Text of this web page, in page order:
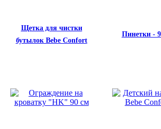
Щетка для чистки
бутылок Bebe Confort
Пинетки -